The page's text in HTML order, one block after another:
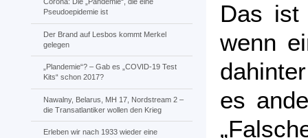
Pseudoepidemie ist
Der Brand auf Lesbos kommt Merkel
gelegen
„Plandemie“? – Gab es „COVID-19 Test
Kits“ schon 2017?
Nawalny, Belarus, MH 17, Nordstream 2 –
die Transatlantiker wollen den Krieg
Erleben wir nach 1933 wieder eine
Das ist
wenn
es